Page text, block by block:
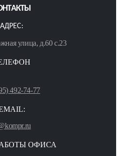
АДРЕС:
улица, д.60 с.23
492-74-77
ОФИСА